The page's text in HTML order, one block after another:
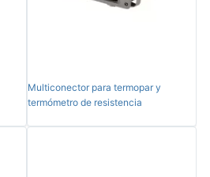
Multiconector para termopar y
termómetro de resistencia